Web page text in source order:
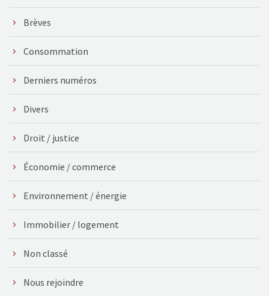
Brèves
Consommation
Derniers numéros
Divers
Droit / justice
Économie / commerce
Environnement / énergie
Immobilier / logement
Non classé
Nous rejoindre